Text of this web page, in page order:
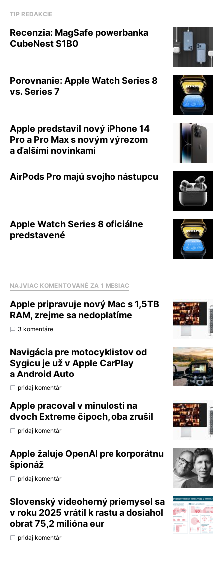
TIP REDAKCIE
Recenzia: MagSafe powerbanka
CubeNest S1B0
Porovnanie: Apple Watch Series 8
vs. Series 7
Apple predstavil nový iPhone 14
Pro a Pro Max s novým výrezom
a ďalšími novinkami
AirPods Pro majú svojho nástupcu
Apple Watch Series 8 oficiálne
predstavené
NAJVIAC KOMENTOVANÉ ZA 1 MESIAC
Apple pripravuje nový Mac s 1,5TB
RAM, zrejme sa nedoplatíme
3 komentáre
Navigácia pre motocyklistov od
Sygicu je už v Apple CarPlay
a Android Auto
pridaj komentár
Apple pracoval v minulosti na
dvoch Extreme čipoch, oba zrušil
pridaj komentár
Apple žaluje OpenAI pre korporátnu
špionáž
pridaj komentár
Slovenský videoherný priemysel sa
v roku 2025 vrátil k rastu a dosiahol
obrat 75,2 milióna eur
pridaj komentár